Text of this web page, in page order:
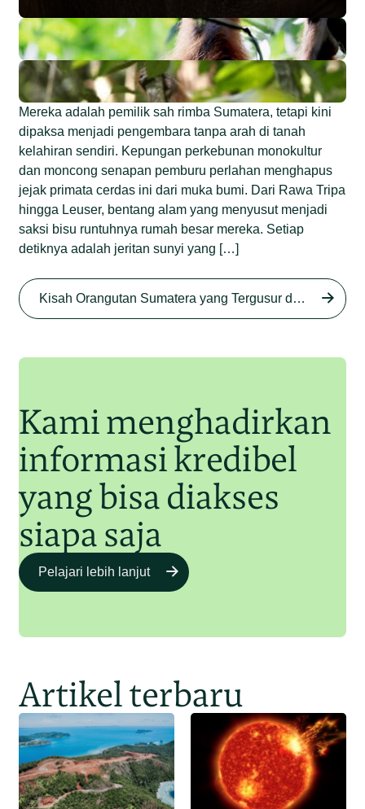
Sumatera di Rawa Tripa
Junaidi Hanafiah 27 Agu 2025
Begini Modus Perburuan
Mereka adalah pemilik sah rimba Sumatera, tetapi kini
dipaksa menjadi pengembara tanpa arah di tanah
kelahiran sendiri. Kepungan perkebunan monokultur
dan moncong senapan pemburu perlahan menghapus
jejak primata cerdas ini dari muka bumi. Dari Rawa Tripa
hingga Leuser, bentang alam yang menyusut menjadi
saksi bisu runtuhnya rumah besar mereka. Setiap
detiknya adalah jeritan sunyi yang […]
Kisah Orangutan Sumatera yang Tergusur dari Rumah Sendiri series
Kami menghadirkan
informasi kredibel
yang bisa diakses
siapa saja
Pelajari lebih lanjut
Artikel terbaru